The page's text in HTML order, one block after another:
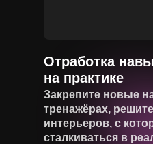
Отработка
на практике
Закрепите новые
тренажёрах,
интерьеров, с
сталкиваться в